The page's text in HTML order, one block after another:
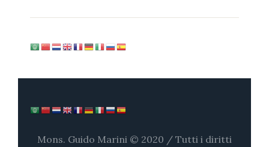
Mons. Guido Marini © 2020 / Tutti i diritti